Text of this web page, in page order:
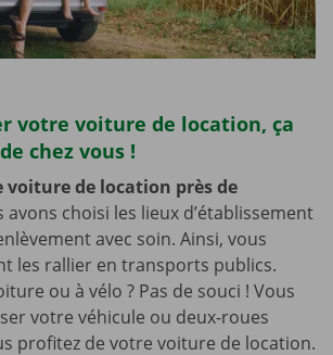
votre voiture de location, ça
chez vous !
voiture de location près de
avons choisi les lieux d’établissement
avec soin. Ainsi, vous
les rallier en transports publics.
ou à vélo ? Pas de souci ! Vous
votre véhicule ou deux-roues
profitez de votre voiture de location.